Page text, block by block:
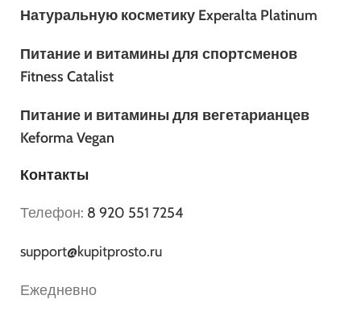
Натуральную косметику Experalta Platinum
Питание и витамины для спортсменов
Fitness Catalist
Питание и витамины для вегетарианцев
Keforma Vegan
Контакты
Телефон: 8 920 551 7254
support@kupitprosto.ru
Ежедневно